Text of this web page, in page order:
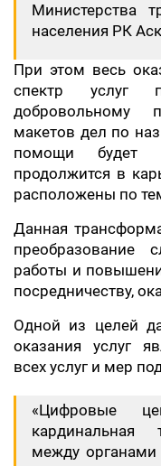
Министерства
населения РК
При этом весь
спектр услуг
добровольному
макетов дел по
помощи будет
продолжится в
расположены по
Данная
преобразование
работы и
посредничеству,
Одной из целей
оказания услуг
всех услуг и мер
«Цифровые
кардинальная
между органами